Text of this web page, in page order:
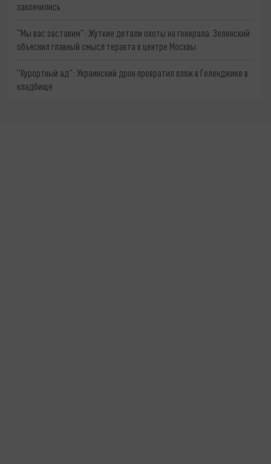
закончились
"Мы вас заставим": Жуткие детали охоты на генерала. Зеленский
объяснил главный смысл теракта в центре Москвы
"Курортный ад": Украинский дрон превратил пляж в Геленджике в
кладбище